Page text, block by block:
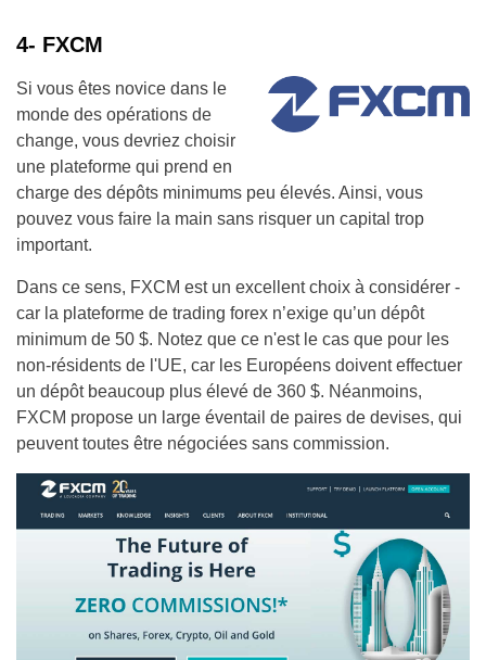
4- FXCM
Si vous êtes novice dans le
monde des opérations de
change, vous devriez choisir
une plateforme qui prend en
charge des dépôts minimums peu élevés. Ainsi, vous
pouvez vous faire la main sans risquer un capital trop
important.
Dans ce sens, FXCM est un excellent choix à considérer -
car la plateforme de trading forex n’exige qu’un dépôt
minimum de 50 $. Notez que ce n'est le cas que pour les
non-résidents de l'UE, car les Européens doivent effectuer
un dépôt beaucoup plus élevé de 360 $. Néanmoins,
FXCM propose un large éventail de paires de devises, qui
peuvent toutes être négociées sans commission.